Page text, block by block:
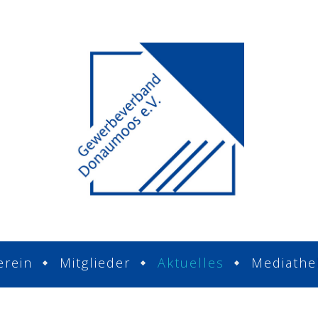
Mitglieder Aktuelles